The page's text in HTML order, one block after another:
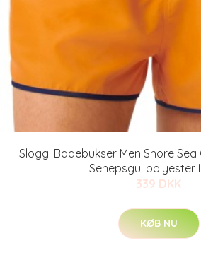
Sloggi Badebukser Men Shore Sea
Senepsgul polyester
339 DKK
KØB NU